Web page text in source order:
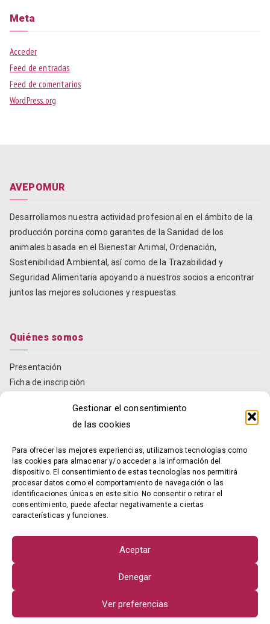
Gestionar el consentimiento
de las cookies
Para ofrecer las mejores experiencias, utilizamos tecnologías como
las cookies para almacenar y/o acceder a la información del
dispositivo. El consentimiento de estas tecnologías nos permitirá
procesar datos como el comportamiento de navegación o las
identificaciones únicas en este sitio. No consentir o retirar el
consentimiento, puede afectar negativamente a ciertas
características y funciones.
Aceptar
Denegar
Ver preferencias
Meta
Acceder
Feed de entradas
Feed de comentarios
WordPress.org
AVEPOMUR
Desarrollamos nuestra actividad profesional en el ámbito de la
producción porcina como garantes de la Sanidad de los
animales basada en el Bienestar Animal, Ordenación,
Sostenibilidad Ambiental, así como de la Trazabilidad y
Seguridad Alimentaria apoyando a nuestros socios a encontrar
juntos las mejores soluciones y respuestas.
Quiénes somos
Presentación
Ficha de inscripción
Informes anuales
Localización y contacto
Contacto
Razón social: AVEPOMUR
NIF: G73940355
Dirección:Avda. Constitución, 13, entresuelo
30008 – Murcia – MURCIA